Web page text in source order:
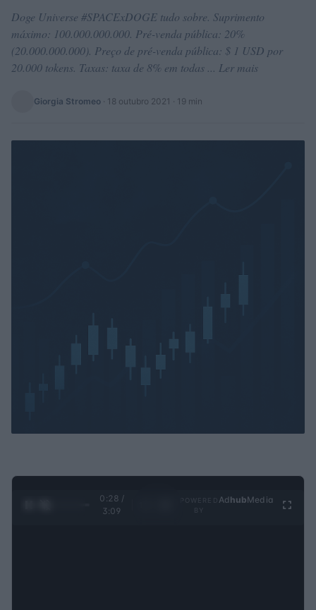
Doge Universe #SPACExDOGE tudo sobre. Suprimento
máximo: 100.000.000.000. Pré-venda pública: 20%
(20.000.000.000). Preço de pré-venda pública: $ 1 USD por
20.000 tokens. Taxas: taxa de 8% em todas ... Ler mais
Giorgia Stromeo · 18 outubro 2021 · 19 min
0:29 /
3:09
Ad hubMedia